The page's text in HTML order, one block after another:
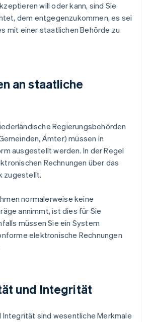
will oder kann, sind Sie
dem entgegenzukommen, es sei
mit einer staatlichen Behörde zu
an staatliche
Regierungsbehörden
Ämter) müssen in
ausgestellt werden. In der Regel
Rechnungen über das
zugestellt.
normalerweise keine
annimmt, ist dies für Sie
müssen Sie ein System
elektronische Rechnungen
und Integrität
sind wesentliche Merkmale